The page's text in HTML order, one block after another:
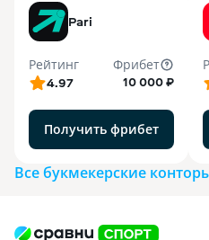
Pari
Рейтинг
4.97
Фрибет
10 000 ₽
Получить фрибет
Все букмекерские